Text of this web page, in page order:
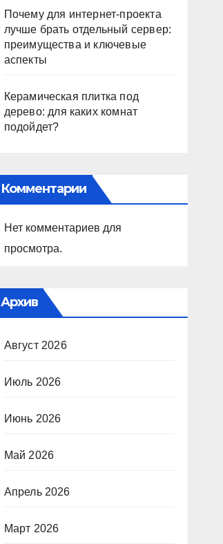
Почему для интернет-проекта
лучше брать отдельный сервер:
преимущества и ключевые
аспекты
Керамическая плитка под
дерево: для каких комнат
подойдет?
Комментарии
Нет комментариев для
просмотра.
Архив
Август 2026
Июль 2026
Июнь 2026
Май 2026
Апрель 2026
Март 2026